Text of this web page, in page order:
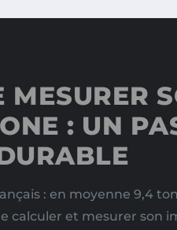
MESURER
: UN
: en moyenne 9,4
calculer et mesurer son